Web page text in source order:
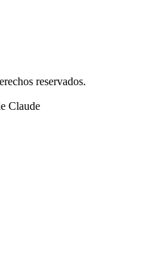
reservados.
Claude